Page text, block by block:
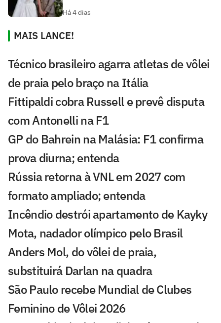
Há 4 dias
MAIS LANCE!
Técnico brasileiro agarra atletas de vôlei
de praia pelo braço na Itália
Fittipaldi cobra Russell e prevê disputa
com Antonelli na F1
GP do Bahrein na Malásia: F1 confirma
prova diurna; entenda
Rússia retorna à VNL em 2027 com
formato ampliado; entenda
Incêndio destrói apartamento de Kayky
Mota, nadador olímpico pelo Brasil
Anders Mol, do vôlei de praia,
substituirá Darlan na quadra
São Paulo recebe Mundial de Clubes
Feminino de Vôlei 2026